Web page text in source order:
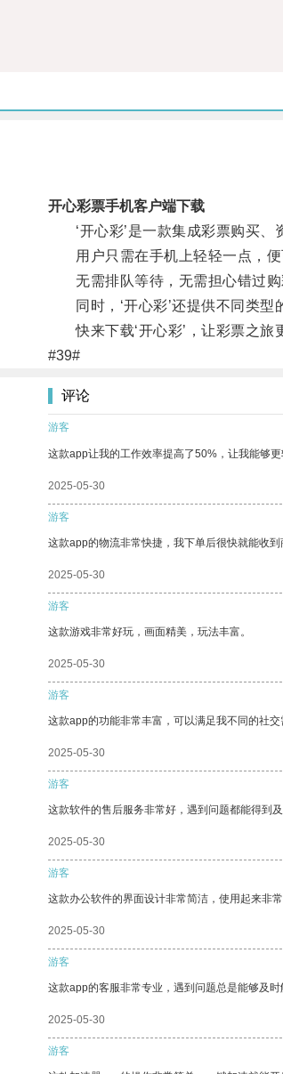
开心彩票手机客户端下载
‘开心彩’是一款集成彩票购买、
用户只需在手机上轻轻一点，便
无需排队等待，无需担心错过购
同时，‘开心彩’还提供不同类型
快来下载‘开心彩’，让彩票之旅
#39#
评论
游客
这款app让我的工作效率提高了50%，让我能够
2025-05-30
游客
这款app的物流非常快捷，我下单后很快就能收到
2025-05-30
游客
这款游戏非常好玩，画面精美，玩法丰富。
2025-05-30
游客
这款app的功能非常丰富，可以满足我不同的社交
2025-05-30
游客
这款软件的售后服务非常好，遇到问题都能得到及
2025-05-30
游客
这款办公软件的界面设计非常简洁，使用起来非
2025-05-30
游客
这款app的客服非常专业，遇到问题总是能够及时
2025-05-30
游客